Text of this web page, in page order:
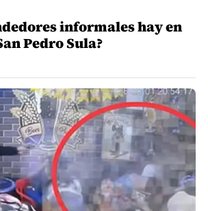
informales hay en
Pedro Sula?